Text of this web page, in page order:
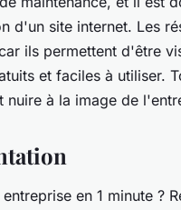
d'un site internet. Les
ils permettent d'être
et faciles à utiliser.
nuire à la image de
en 1 minute ?